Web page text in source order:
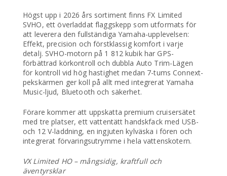
Högst upp i 2026 års sortiment finns FX Limited
SVHO, ett överladdat flaggskepp som utformats för
att leverera den fullständiga Yamaha-upplevelsen:
Effekt, precision och förstklassig komfort i varje
detalj. SVHO-motorn på 1 812 kubik har GPS-
förbättrad körkontroll och dubbla Auto Trim-Lägen
för kontroll vid hög hastighet medan 7-tums Connext-
pekskärmen ger koll på allt med integrerat Yamaha
Music-ljud, Bluetooth och säkerhet.
Förare kommer att uppskatta premium cruisersätet
med tre platser, ett vattentätt handskfack med USB-
och 12 V-laddning, en ingjuten kylväska i fören och
integrerat förvaringsutrymme i hela vattenskotern.
VX Limited HO – mångsidig, kraftfull och
äventyrsklar